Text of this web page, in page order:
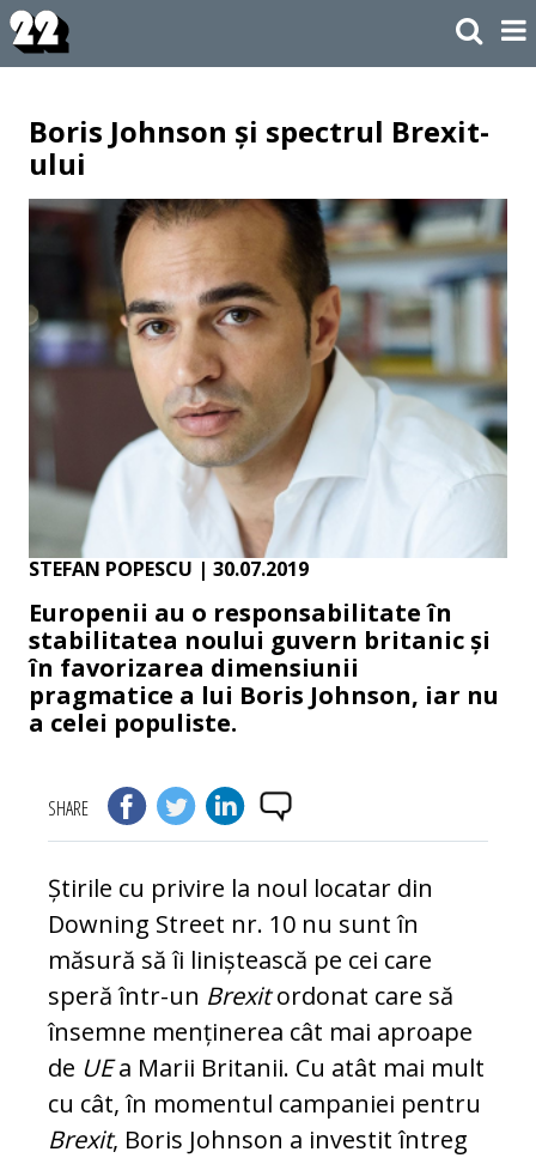
Boris Johnson și spectrul Brexit-
ului
STEFAN POPESCU | 30.07.2019
Europenii au o responsabilitate în
stabilitatea noului guvern britanic și
în favorizarea dimensiunii
pragmatice a lui Boris Johnson, iar nu
a celei populiste.
SHARE
Știrile cu privire la noul locatar din
Downing Street nr. 10 nu sunt în
măsură să îi liniștească pe cei care
speră într-un Brexitordonat care să
însemne menținerea cât mai aproape
de UEa Marii Britanii. Cu atât mai mult
cu cât, în momentul campaniei pentru
Brexit, Boris Johnson a investit întreg